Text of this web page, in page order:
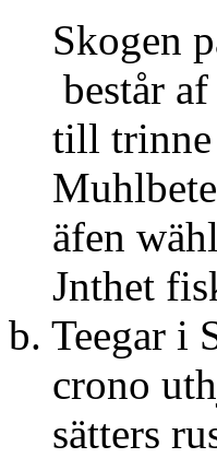
Skogen
består af
till trinne
Muhlbete
äfen
Jnthet
b. Teegar i
crono